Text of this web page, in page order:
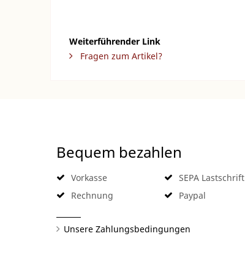
Weiterführender Link
Fragen zum Artikel?
Bequem bezahlen
Vorkasse
Rechnung
SEPA Lastschrift
Paypal
Unsere Zahlungsbedingungen